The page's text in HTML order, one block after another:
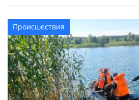
хозяйстве в г. Светловодск 70-
ожоги и был госпитализирован.
Происшествия